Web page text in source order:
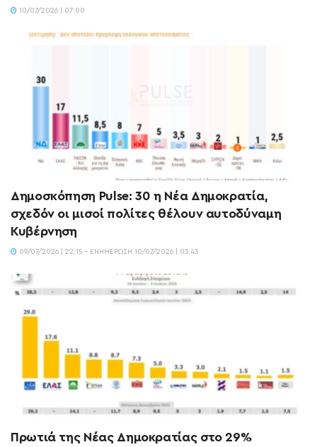
10/07/2026 | 07:00
Δημοσκόπηση Pulse: 30 η Νέα Δημοκρατία,
σχεδόν οι μισοί πολίτες θέλουν αυτοδύναμη
Κυβέρνηση
09/07/2026 | 22:15 - ΕΝΗΜΈΡΩΣΗ 10/07/2026 | 03:43
Πρωτιά της Νέας Δημοκρατίας στο 29%